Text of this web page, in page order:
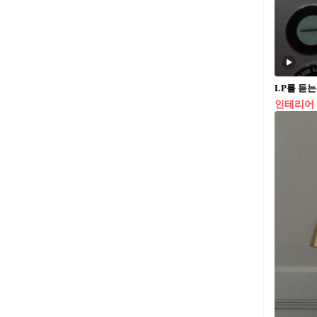
LP를 듣
인테리어